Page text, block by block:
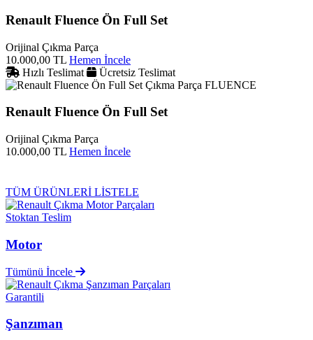
Renault Fluence Ön Full Set
Orijinal Çıkma Parça
10.000,00 TL Hemen İncele
Hızlı Teslimat
Ücretsiz Teslimat
FLUENCE
Renault Fluence Ön Full Set
Orijinal Çıkma Parça
10.000,00 TL Hemen İncele
TÜM ÜRÜNLERİ LİSTELE
Stoktan Teslim
Motor
Tümünü İncele
Garantili
Şanzıman